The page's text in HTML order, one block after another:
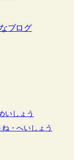
ブログ
いしょう
ね・へいしょう